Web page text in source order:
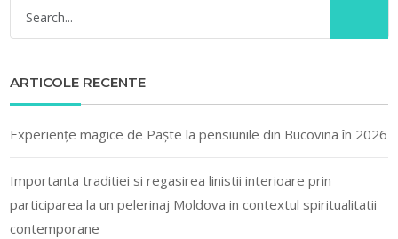
ARTICOLE RECENTE
Experiențe magice de Paște la pensiunile din Bucovina în 2026
Importanta traditiei si regasirea linistii interioare prin
participarea la un pelerinaj Moldova in contextul spiritualitatii
contemporane